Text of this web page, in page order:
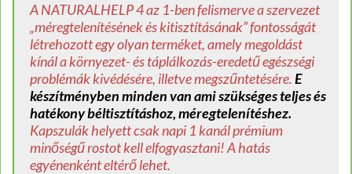
A NATURALHELP 4 az 1-ben felismerve a szervezet
„méregtelenítésének és kitisztításának” fontosságát
létrehozott egy olyan terméket, amely megoldást
kínál a környezet- és táplálkozás-eredetű egészségi
problémák kivédésére, illetve megszűntetésére.E
készítményben minden van ami szükséges teljes és
hatékony béltisztításhoz, méregtelenítéshez.
Kapszulák helyett csak napi 1 kanál prémium
minőségű rostot kell elfogyasztani! A hatás
egyénenként eltérő lehet.